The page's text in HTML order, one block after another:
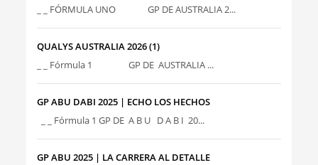
_ _ FÓRMULA UNO GP DE AUSTRALIA 2...
QUALYS AUSTRALIA 2026 (1)
_ _ Fórmula 1 GP DE AUSTRALIA ...
GP ABU DABI 2025 | ECHO LOS HECHOS
_ _ Fórmula 1 GP DE A B U D A B I 20...
GP ABU 2025 | LA CARRERA AL DETALLE